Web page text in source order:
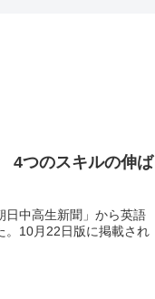
4つのスキルの伸ば
日中高生新聞」から英語
。10月22日版に掲載され